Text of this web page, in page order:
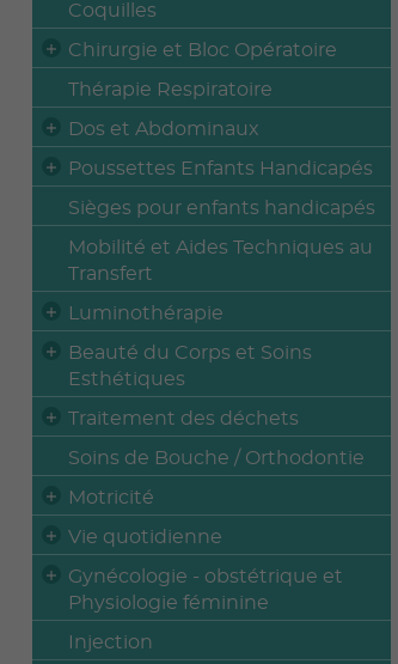
Coquilles
Chirurgie et Bloc Opératoire
Thérapie Respiratoire
Dos et Abdominaux
Poussettes Enfants Handicapés
Sièges pour enfants handicapés
Mobilité et Aides Techniques au
Transfert
Luminothérapie
Beauté du Corps et Soins
Esthétiques
Traitement des déchets
Soins de Bouche / Orthodontie
Motricité
Vie quotidienne
Gynécologie - obstétrique et
Physiologie féminine
Injection